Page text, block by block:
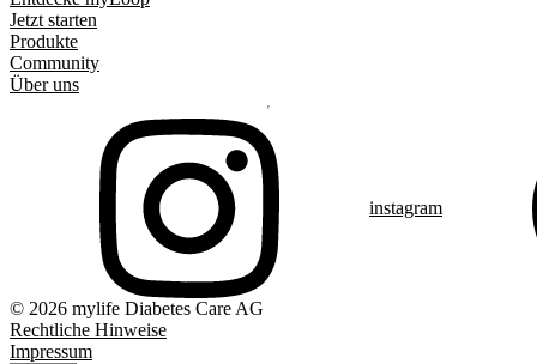
Jetzt starten
Produkte
Community
Über uns
instagram
© 2026 mylife Diabetes Care AG
Rechtliche Hinweise
Impressum